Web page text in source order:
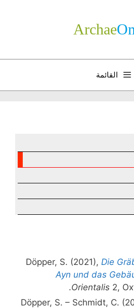
Archae
القائمة
Döpper, S. (2021), Die
Ayn und das
Orientalis 2,
Döpper, S. – Schmidt, C.